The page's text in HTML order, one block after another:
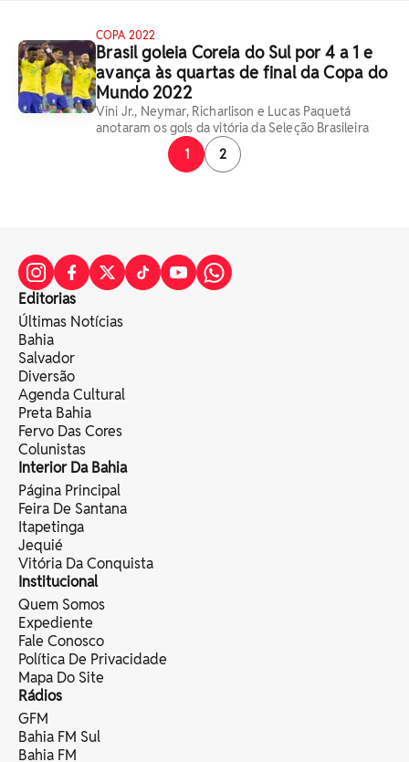
COPA 2022
Brasil goleia Coreia do Sul por 4 a 1 e
avança às quartas de final da Copa do
Mundo 2022
Vini Jr., Neymar, Richarlison e Lucas Paquetá
anotaram os gols da vitória da Seleção Brasileira
1
2
Editorias
Últimas Notícias
Bahia
Salvador
Diversão
Agenda Cultural
Preta Bahia
Fervo Das Cores
Colunistas
Interior Da Bahia
Página Principal
Feira De Santana
Itapetinga
Jequié
Vitória Da Conquista
Institucional
Quem Somos
Expediente
Fale Conosco
Política De Privacidade
Mapa Do Site
Rádios
GFM
Bahia FM Sul
Bahia FM